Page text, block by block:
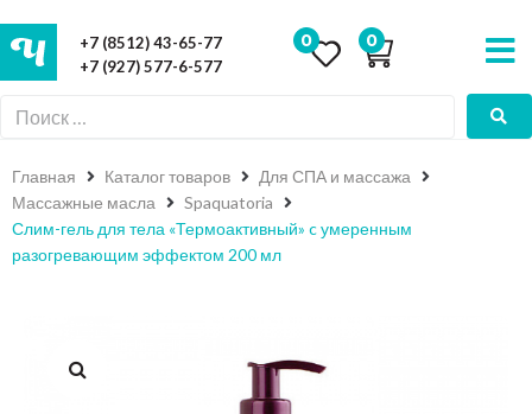
+7 (8512) 43-65-77
+7 (927) 577-6-577
0 0
Главная Каталог товаров
Для СПА и массажа
Массажные масла
Spaquatoria
Слим-гель для тела «Термоактивный» c умеренным
разогревающим эффектом 200 мл